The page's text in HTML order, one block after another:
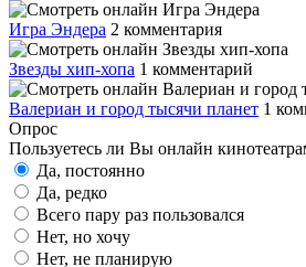
Игра Эндера 2 комментария
Звезды хип-хопа 1 комментарий
Валериан и город тысячи планет 1
Опрос
Пользуетесь ли Вы онлайн
Да, постоянно
Да, редко
Всего пару раз пользовался
Нет, но хочу
Нет, не планирую